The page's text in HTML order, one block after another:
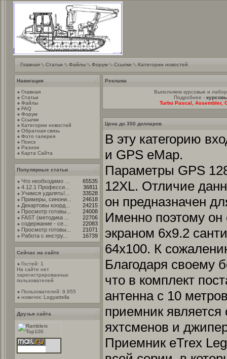
Главная Статьи Файлы Форум Ссылки Категории новостей
Навигация
Главная
Статьи
Файлы
FAQ
Форум
Ссылки
Категории новостей
Обратная связь
Фото галерея
Поиск
Разное
Карта Сайта
Популярные статьи
Что необходимо ...
65535
4.12.1 Професси...
36811
Учимся удалять!...
33528
Примеры, синони...
24618
Декартовы коорд...
24215
Просмотр готовы...
24008
FAST (методика ...
22706
содержание - се...
22083
Просмотр готовы...
21071
Работа с инстру...
16739
Сейчас на сайте
Гостей: 1
На сайте нет
зарегистрированных
пользователей
Пользователей: 9,955
новичок: Logyattella
Друзья сайта
Реклама
Выполняем курсовые и
Подробнее -
Turbo Pascal, Assembler,
Цена до 350 долларов
В эту категорию
и GPS eMap.
Параметры GPS
12XL. Отличие
он предназначен
Именно поэтому
экраном 6х9.2
64х100. К
Благодаря своему
что в комплект
антенна с 10
приемник
яхтсменов и
Приемник eTrex